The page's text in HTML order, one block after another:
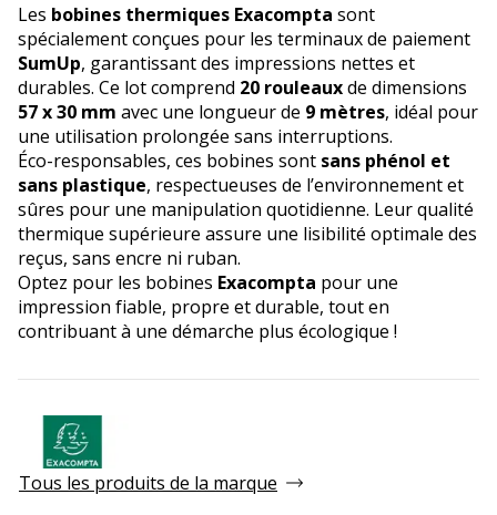
Les bobines thermiques Exacompta sont
spécialement conçues pour les terminaux de paiement
SumUp, garantissant des impressions nettes et
durables. Ce lot comprend 20 rouleauxde dimensions
57 x 30 mm avec une longueur de 9 mètres, idéal pour
une utilisation prolongée sans interruptions.
Éco-responsables, ces bobines sont sans phénol et
sans plastique, respectueuses de l’environnement et
sûres pour une manipulation quotidienne. Leur qualité
thermique supérieure assure une lisibilité optimale des
reçus, sans encre ni ruban.
Optez pour les bobines Exacompta pour une
impression fiable, propre et durable, tout en
contribuant à une démarche plus écologique !
Tous les produits de la marque